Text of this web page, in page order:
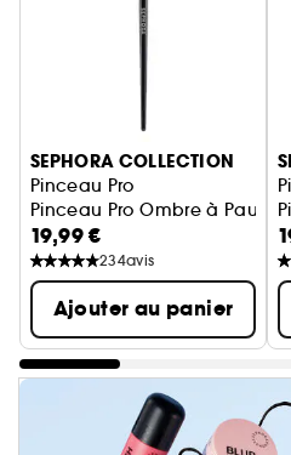
Ignorer le carrousel produits
SEPHORA COLLECTION
Pinceau Pro
Pinceau Pro Ombre à
19,99 €
234avis
Ajouter au panier